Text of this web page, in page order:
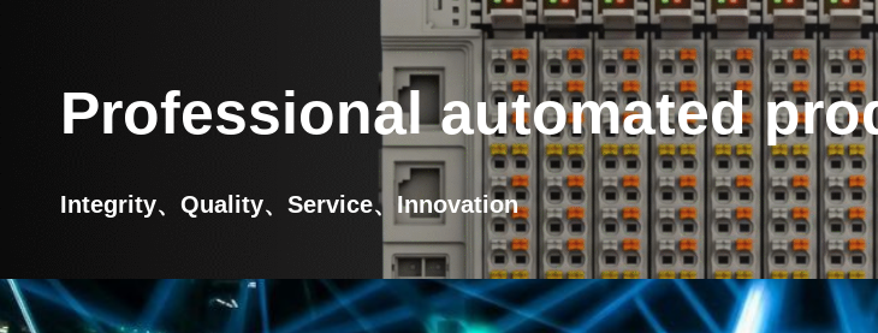
Professional automated
Integrity、Quality、Service、Innovation